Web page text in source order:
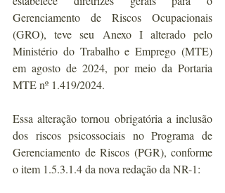
Gerenciamento de Riscos Ocupacionais
(GRO), teve seu Anexo I alterado pelo
Ministério do Trabalho e Emprego (MTE)
em agosto de 2024, por meio da Portaria
MTE nº 1.419/2024.
Essa alteração tornou obrigatória a inclusão
dos riscos psicossociais no Programa de
Gerenciamento de Riscos (PGR), conforme
o item 1.5.3.1.4 da nova redação da NR-1: